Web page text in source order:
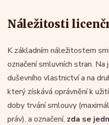
Náležitosti
K základním náležitostem
označení smluvních stran.
duševního vlastnictví a na
který získává oprávnění k
doby trvání smlouvy
práv), a označení, zda se